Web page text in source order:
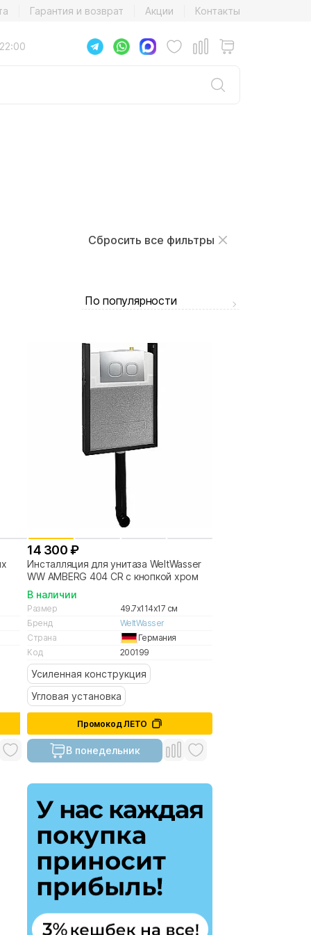
Гарантия и возврат Акции Контакты
Сбросить все фильтры
По популярности
14 300 ₽
Инсталляция для унитаза WeltWasser
WW AMBERG 404 CR с кнопкой хром
В наличии
Размер
49.7x114x17 см
Бренд
WeltWasser
Страна
Германия
Код
200199
Усиленная конструкция
Угловая установка
Промокод ЛЕТО
В понедельник